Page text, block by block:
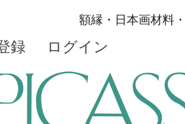
額縁・日本画材料
録 ログイン